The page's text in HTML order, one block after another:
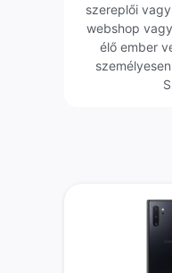
szereplői
webshop
élő ember